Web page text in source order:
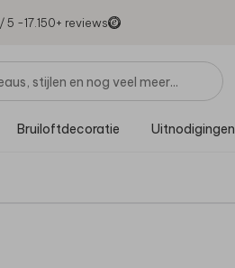
/ 5 -17.150+ reviews
Bruiloftdecoratie Uitnodigingen